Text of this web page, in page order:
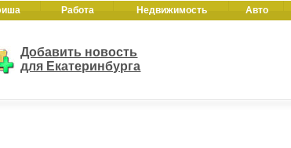
Работа Недвижимость Авто
Добавить новость
для Екатеринбурга